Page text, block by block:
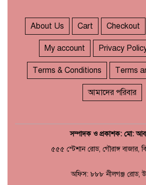
About Us Cart Checkout
My account Privacy
Terms & Conditions Terms
আমাদের পরিবার
সম্পাদক ও প্রকাশক: মো:
৫৫৫ স্টেশান রোড, গৌরাঙ্গ
অফিস: ৮৮৮ নীলগঞ্জ রোড,